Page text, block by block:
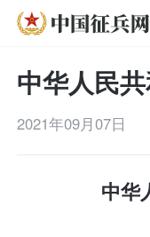
中华人民
2021年09月07日
中华